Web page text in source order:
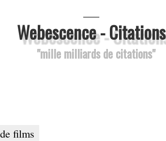
Webescence - Citations
"mille milliards de citations"
films